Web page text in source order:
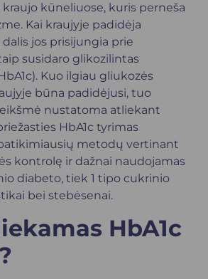
kūneliuose, kuris perneša
Kai kraujyje padidėja
jos prisijungia prie
susidaro glikozilintas
Kuo ilgiau gliukozės
būna padidėjusi, tuo
nustatoma atliekant
HbA1c tyrimas
metodų vertinant
kontrolę ir dažnai naudojamas
diabeto, tiek 1 tipo cukrinio
bei stebėsenai.
HbA1c